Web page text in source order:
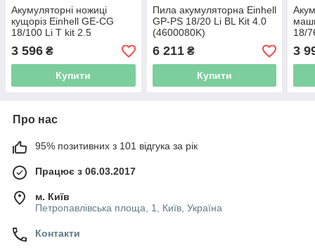
Акумуляторні ножиці
кущоріз Einhell GE-CG
18/100 Li T kit 2.5
[34101025]
3 596 ₴
Купити
Пила акумуляторна Einhell
GP-PS 18/20 Li BL Kit 4.0
(4600080K)
6 211₴
Купити
18/
3
Про нас
95% позитивних з 101 відгука за рік
Працює з 06.03.2017
м. Київ
Петропавлівська площа, 1, Київ, Україна
Контакти